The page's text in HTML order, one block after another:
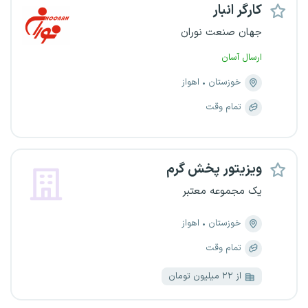
کارگر انبار
جهان صنعت نوران
ارسال آسان
خوزستان
اهواز
تمام وقت
ویزیتور پخش گرم
یک مجموعه معتبر
خوزستان
اهواز
تمام وقت
از ۲۲ میلیون تومان